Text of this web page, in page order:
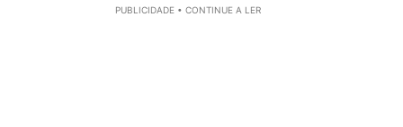
PUBLICIDADE • CONTINUE A LER